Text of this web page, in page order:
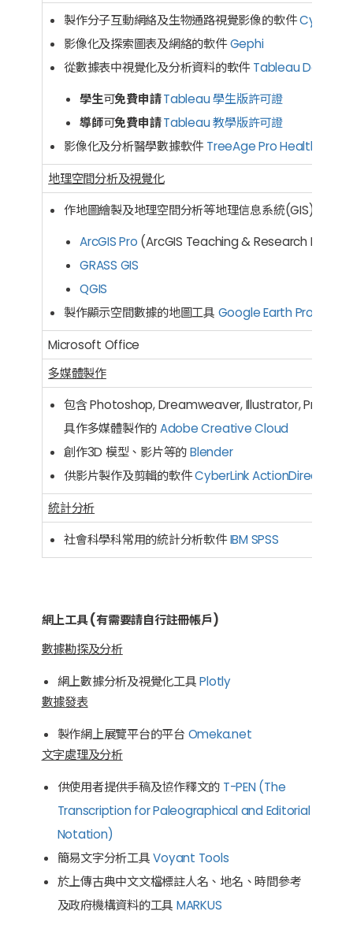
製作分子互動網絡及生物通路視覺影像的軟件
影像化及探索圖表及網絡的軟件Gephi
從數據表中視覺化及分析資料的軟件Tableau Desktop
學生可免費申請Tableau 學生版許可證
導師可免費申請Tableau 教學版許可證
影像化及分析醫學數據軟件TreeAge Pro Healthcare
地理空間分析及視覺化
作地圖繪製及地理空間分析等地理信息系統(GIS)軟件
ArcGIS Pro (ArcGIS Teaching & Research Lab Kit)
GRASS GIS
QGIS
製作顯示空間數據的地圖工具 Google Earth Pro
Microsoft Office
多媒體製作
包含 Photoshop, Dreamweaver, Illustrator,
具作多媒體製作的Adobe Creative Cloud
創作3D 模型、影片等的Blender
供影片製作及剪輯的軟件CyberLink ActionDirector 3
統計分析
社會科學科常用的統計分析軟件IBM SPSS
網上工具 (有需要請自行註冊帳戶)
數據勘探及分析
網上數據分析及視覺化工具Plotly
數據發表
製作網上展覽平台的平台 Omeka.net
文字處理及分析
供使用者提供手稿及協作釋文的 T-PEN (The
Transcription for Paleographical and Editorial
Notation)
簡易文字分析工具Voyant Tools
於上傳古典中文文檔標註人名、地名、時間參考
及政府機構資料的工具 MARKUS